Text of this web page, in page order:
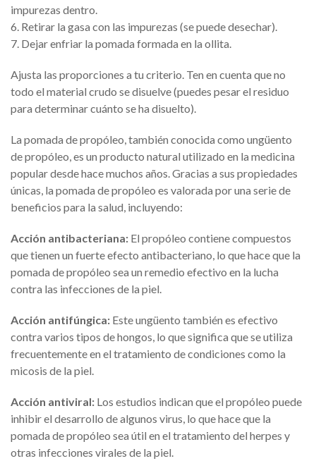
impurezas dentro.
6. Retirar la gasa con las impurezas (se puede desechar).
7. Dejar enfriar la pomada formada en la ollita.
Ajusta las proporciones a tu criterio. Ten en cuenta que no
todo el material crudo se disuelve (puedes pesar el residuo
para determinar cuánto se ha disuelto).
La pomada de propóleo, también conocida como ungüento
de propóleo, es un producto natural utilizado en la medicina
popular desde hace muchos años. Gracias a sus propiedades
únicas, la pomada de propóleo es valorada por una serie de
beneficios para la salud, incluyendo:
Acción antibacteriana: El propóleo contiene compuestos
que tienen un fuerte efecto antibacteriano, lo que hace que la
pomada de propóleo sea un remedio efectivo en la lucha
contra las infecciones de la piel.
Acción antifúngica: Este ungüento también es efectivo
contra varios tipos de hongos, lo que significa que se utiliza
frecuentemente en el tratamiento de condiciones como la
micosis de la piel.
Acción antiviral: Los estudios indican que el propóleo puede
inhibir el desarrollo de algunos virus, lo que hace que la
pomada de propóleo sea útil en el tratamiento del herpes y
otras infecciones virales de la piel.